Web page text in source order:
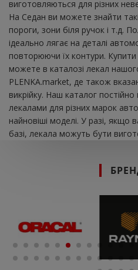
виготовляються для різних
На Седан ви можете знайти
пороги, зони біля ручок і т.д.
ідеально лягає на деталі
повторюючи їх контури. Купити
можете в каталозі лекал
PLENKA.market, де також
викрійку. Наш каталог
лекалами для різних марок
найновіші моделі. У разі,
базі, лекала можуть бути